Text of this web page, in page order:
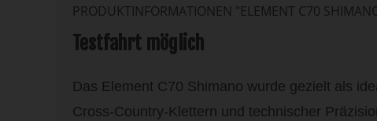
PRODUKTINFORMATIONEN "ELEMENT C70
Testfahrt möglich
Das Element C70 Shimano wurde gezielt als
Cross-Country-Klettern und technischer